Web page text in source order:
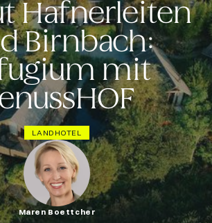
Hafnerleiten
Birnbach:
mit
LANDHOTEL
Maren Boettcher